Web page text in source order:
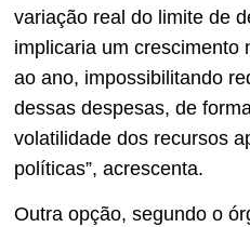
variação real do limite de
implicaria um crescimento
ao ano, impossibilitando
dessas despesas, de
volatilidade dos recursos
políticas”, acrescenta.
Outra opção, segundo o